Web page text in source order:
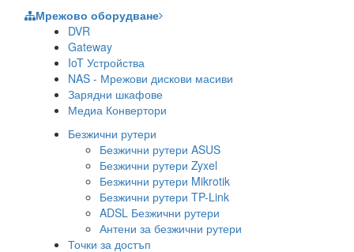
Мрежово оборудване
DVR
Gateway
IoT Устройства
NAS - Мрежови дискови масиви
Зарядни шкафове
Медиа Конвертори
Безжични рутери
Безжични рутери ASUS
Безжични рутери Zyxel
Безжични рутери Mikrotik
Безжични рутери TP-Link
ADSL Безжични рутери
Антени за безжични рутери
Точки за достъп